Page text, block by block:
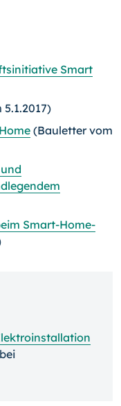
Smart
(Bauletter vom
Smart-Home-
bei